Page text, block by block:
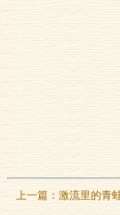
上一篇： 激流里的青